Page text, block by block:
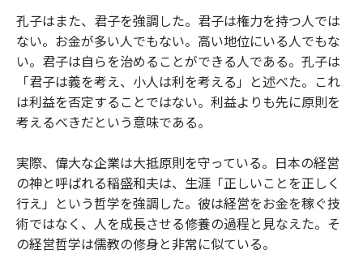
孔子はまた、君子を強調した。君子は権力を持つ人では
ない。お金が多い人でもない。高い地位にいる人でもな
い。君子は自らを治めることができる人である。孔子は
「君子は義を考え、小人は利を考える」と述べた。これ
は利益を否定することではない。利益よりも先に原則を
考えるべきだという意味である。
実際、偉大な企業は大抵原則を守っている。日本の経営
の神と呼ばれる稲盛和夫は、生涯「正しいことを正しく
行え」という哲学を強調した。彼は経営をお金を稼ぐ技
術ではなく、人を成長させる修養の過程と見なえた。そ
の経営哲学は儒教の修身と非常に似ている。